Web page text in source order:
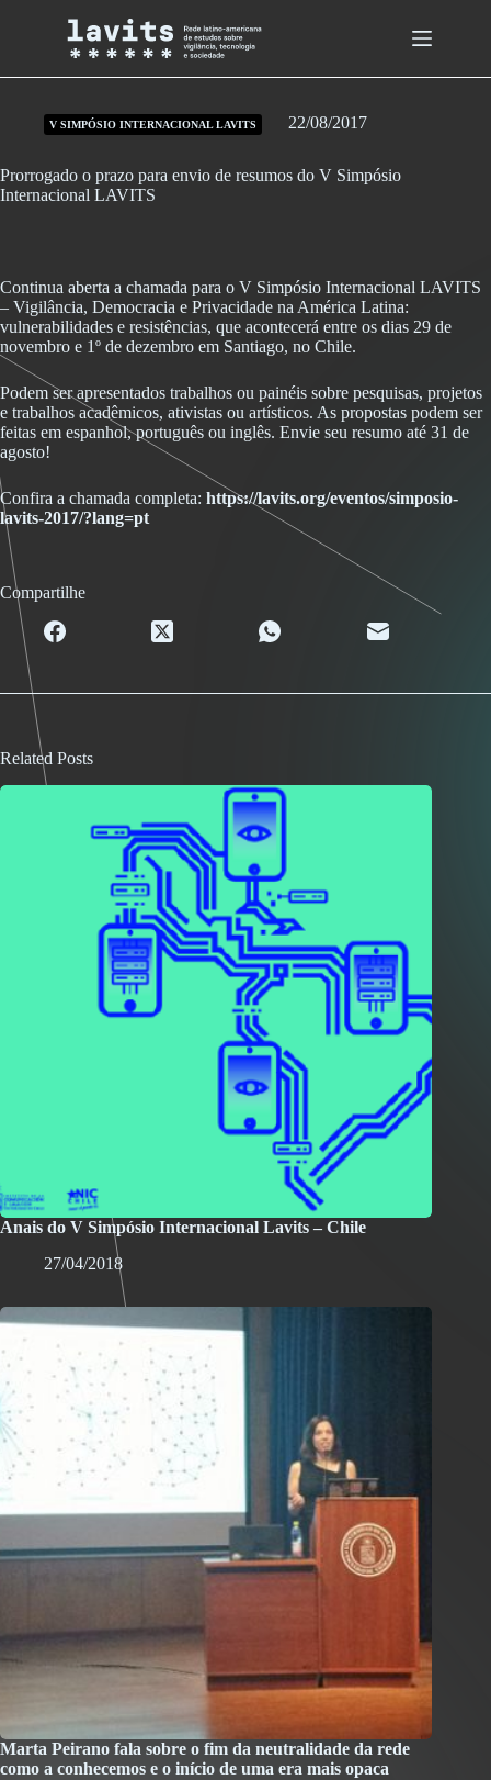
V SIMPÓSIO INTERNACIONAL LAVITS 22/08/2017
Prorrogado o prazo para envio de resumos do V Simpósio
Internacional LAVITS
Continua aberta a chamada para o V Simpósio Internacional LAVITS
– Vigilância, Democracia e Privacidade na América Latina:
vulnerabilidades e resistências, que acontecerá entre os dias 29 de
novembro e 1º de dezembro em Santiago, no Chile.
Podem ser apresentados trabalhos ou painéis sobre pesquisas, projetos
e trabalhos acadêmicos, ativistas ou artísticos. As propostas podem ser
feitas em espanhol, português ou inglês. Envie seu resumo até 31 de
agosto!
Confira a chamada completa: https://lavits.org/eventos/simposio-
lavits-2017/?lang=pt
Compartilhe
Related Posts
Anais do V Simpósio Internacional Lavits – Chile
27/04/2018
Marta Peirano fala sobre o fim da neutralidade da rede
como a conhecemos e o início de uma era mais opaca